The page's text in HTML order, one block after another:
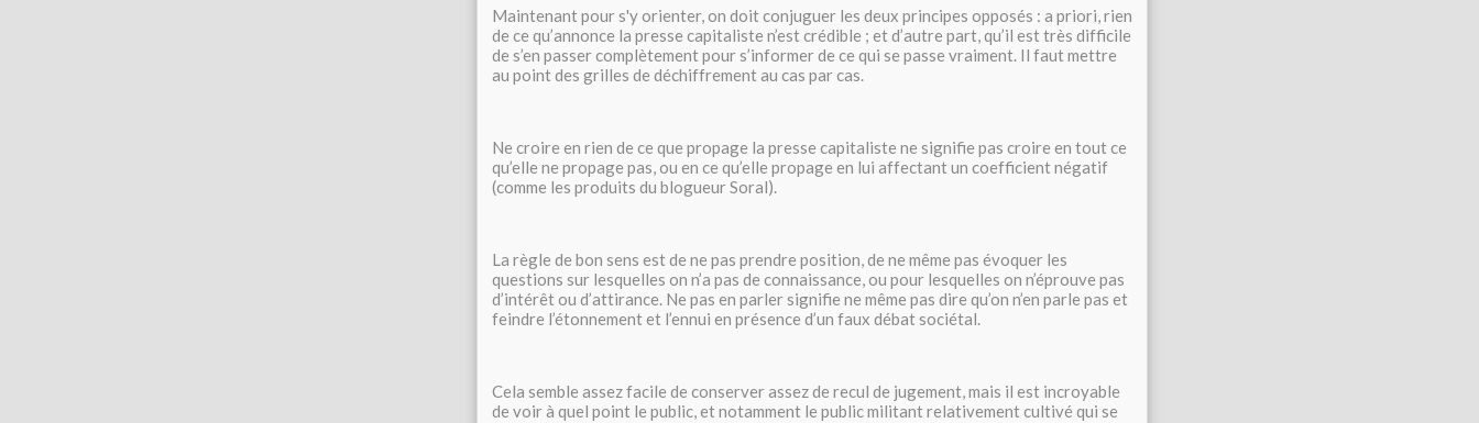
Maintenant pour s'y orienter, on doit conjuguer les deux principes opposés : a priori, rien
de ce qu’annonce la presse capitaliste n’est crédible ; et d’autre part, qu’il est très difficile
de s’en passer complètement pour s’informer de ce qui se passe vraiment. Il faut mettre
au point des grilles de déchiffrement au cas par cas.
Ne croire en rien de ce que propage la presse capitaliste ne signifie pas croire en tout ce
qu’elle ne propage pas, ou en ce qu’elle propage en lui affectant un coefficient négatif
(comme les produits du blogueur Soral).
La règle de bon sens est de ne pas prendre position, de ne même pas évoquer les
questions sur lesquelles on n’a pas de connaissance, ou pour lesquelles on n’éprouve pas
d’intérêt ou d’attirance. Ne pas en parler signifie ne même pas dire qu’on n’en parle pas et
feindre l’étonnement et l’ennui en présence d’un faux débat sociétal.
Cela semble assez facile de conserver assez de recul de jugement, mais il est incroyable
de voir à quel point le public, et notamment le public militant relativement cultivé qui se